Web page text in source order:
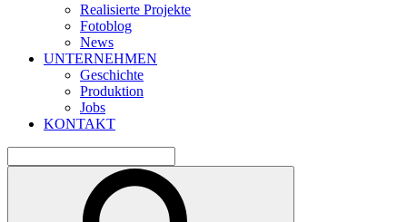
Realisierte Projekte
Fotoblog
News
UNTERNEHMEN
Geschichte
Produktion
Jobs
KONTAKT